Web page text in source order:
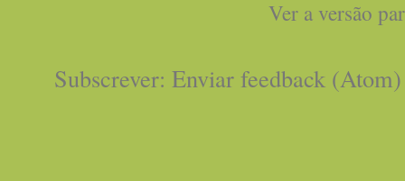
Ver a versão
Subscrever: Enviar feedback (Atom)